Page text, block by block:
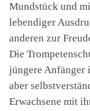
Mundstück und
lebendiger
anderen zur
Die
jüngere Anfänger
aber
Erwachsene mit